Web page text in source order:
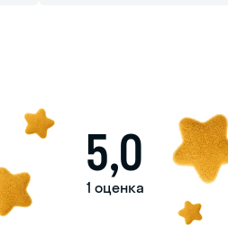
5,0
1 оценка